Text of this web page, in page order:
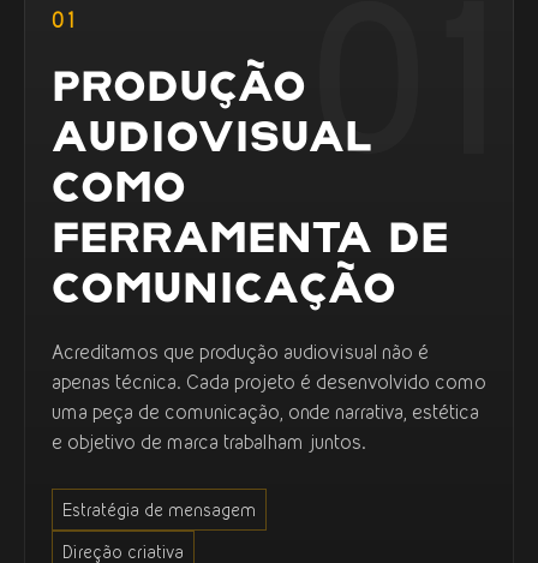
01
PRODUÇÃO
AUDIOVISUAL
COMO
FERRAMENTA DE
COMUNICAÇÃO
Acreditamos que produção audiovisual não é
apenas técnica. Cada projeto é desenvolvido como
uma peça de comunicação, onde narrativa, estética
e objetivo de marca trabalham juntos.
Estratégia de mensagem
Direção criativa